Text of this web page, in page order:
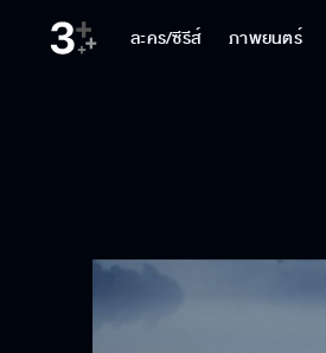
ละคร/ซีรีส์ ภาพยนตร์